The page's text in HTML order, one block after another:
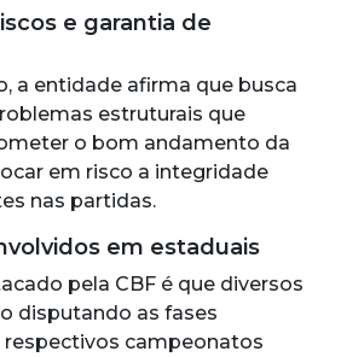
e garantia de
a entidade afirma que busca
estruturais que
o bom andamento da
em risco a integridade
nas partidas.
em estaduais
pela CBF é que diversos
disputando as fases
respectivos campeonatos